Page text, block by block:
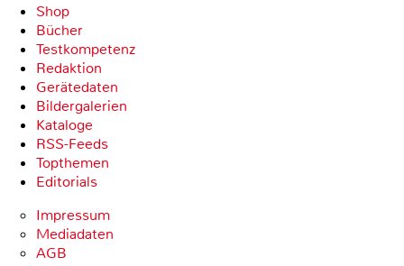
Shop
Bücher
Testkompetenz
Redaktion
Gerätedaten
Bildergalerien
Kataloge
RSS-Feeds
Topthemen
Editorials
Impressum
Mediadaten
AGB